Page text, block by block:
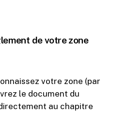
de votre zone
votre zone (par
le document du
au chapitre